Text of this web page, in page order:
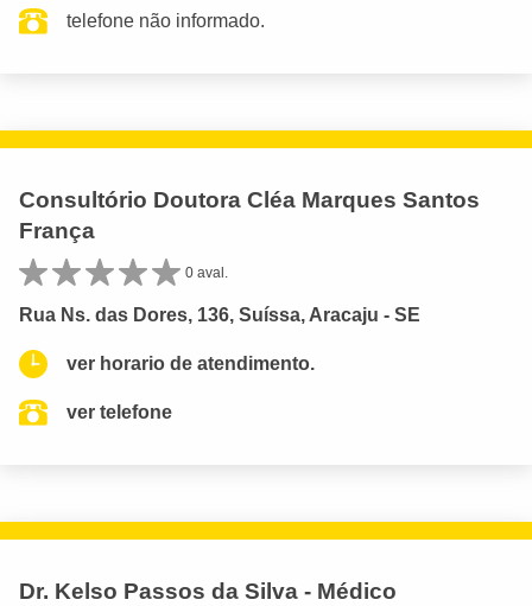
telefone não informado.
Consultório Doutora Cléa Marques Santos
França
0 aval.
Rua Ns. das Dores, 136, Suíssa, Aracaju - SE
ver horario de atendimento.
ver telefone
Dr. Kelso Passos da Silva - Médico